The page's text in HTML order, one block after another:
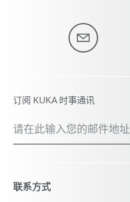
订阅 KUKA 时事通讯
请在此输入您的邮件地址
联系方式